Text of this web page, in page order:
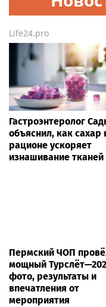
Life24.pro
Гастроэнтеролог
объяснил, как сахар
рационе ускоряет
изнашивание тканей
Пермский ЧОП
мощный
фото, результаты и
впечатления от
мероприятия